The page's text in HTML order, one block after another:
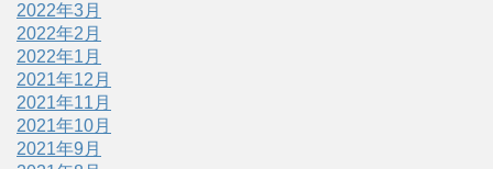
2022年3月
2022年2月
2022年1月
2021年12月
2021年11月
2021年10月
2021年9月